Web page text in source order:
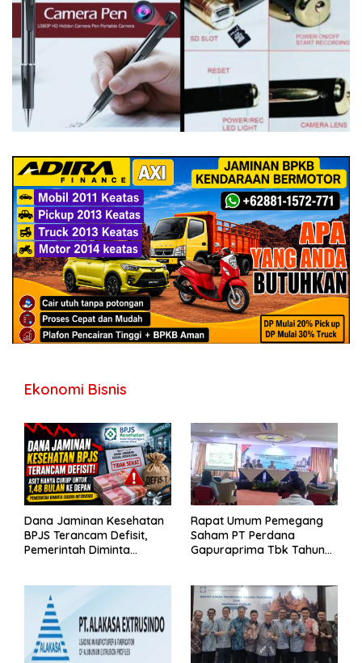
Ekonomi Bisnis
Dana Jaminan Kesehatan
BPJS Terancam Defisit,
Pemerintah Diminta
Rapat Umum Pemegang
Saham PT Perdana
Gapuraprima Tbk Tahun